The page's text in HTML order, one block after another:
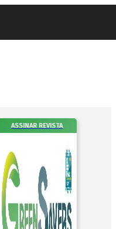
ASSINAR REVISTA